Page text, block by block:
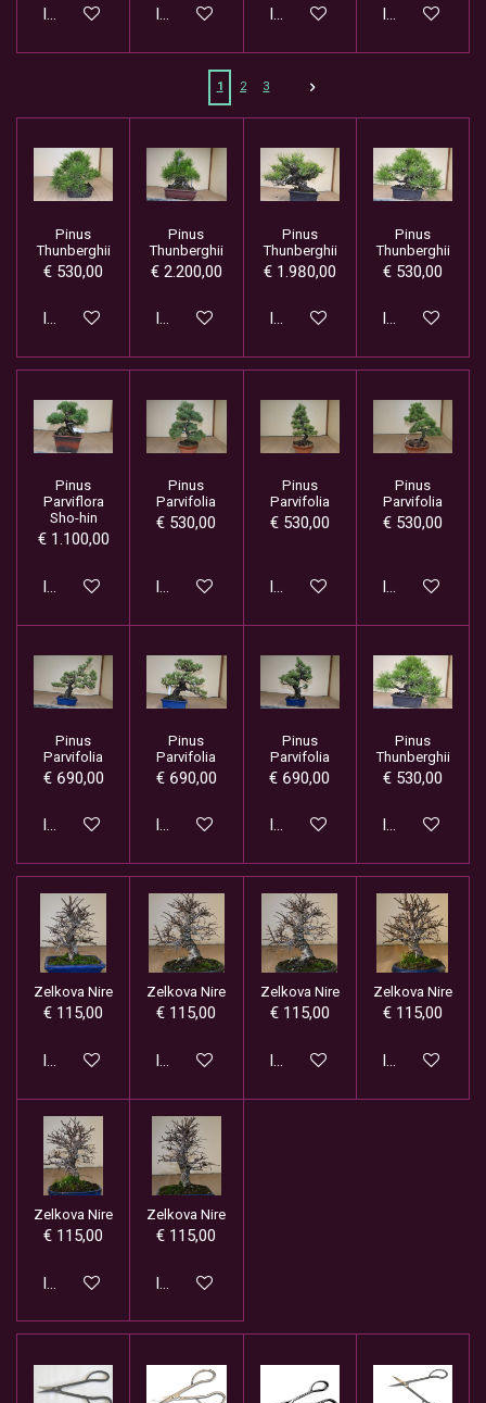
In winkelwagen In winkelwagen In winkelwagen In
1 2 3
Pinus
Thunberghii
€ 530,00
In winkelwagen
Pinus
Thunberghii
€ 2.200,00
In winkelwagen
Pinus
Thunberghii
€ 1.980,00
In winkelwagen
Pinus
Thunberghii
€ 530,00
In
Pinus
Parviflora
Sho-hin
€ 1.100,00
In winkelwagen
Pinus
Parvifolia
€ 530,00
In winkelwagen
Pinus
Parvifolia
€ 530,00
In winkelwagen
Pinus
Parvifolia
€ 530,00
In
Pinus
Parvifolia
€ 690,00
In winkelwagen
Pinus
Parvifolia
€ 690,00
In winkelwagen
Pinus
Parvifolia
€ 690,00
In winkelwagen
Pinus
Thunberghii
€ 530,00
In
Zelkova Nire
€ 115,00
In winkelwagen
Zelkova Nire
€ 115,00
In winkelwagen
Zelkova Nire
€ 115,00
In winkelwagen
Zelkova Nire
€ 115,00
In
Zelkova Nire
€ 115,00
In winkelwagen
Zelkova Nire
€ 115,00
In winkelwagen